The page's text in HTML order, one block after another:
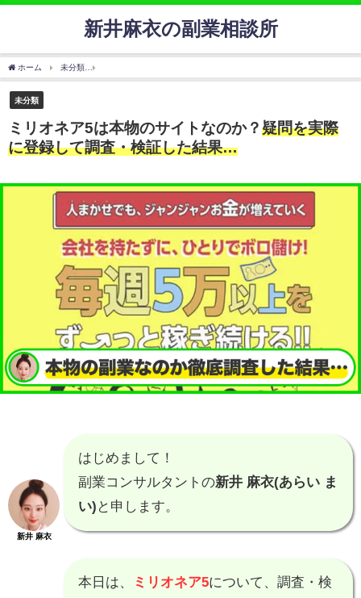
新井麻衣の副業相談所
ホーム 未分類
未分類
ミリオネア5は本物のサイトなのか？疑問を実際
に登録して調査・検証した結果…
新井 麻衣
はじめまして！
副業コンサルタントの新井 麻衣(あらい ま
い) と申します。
本日は、 ミリオネア5について、調査・検